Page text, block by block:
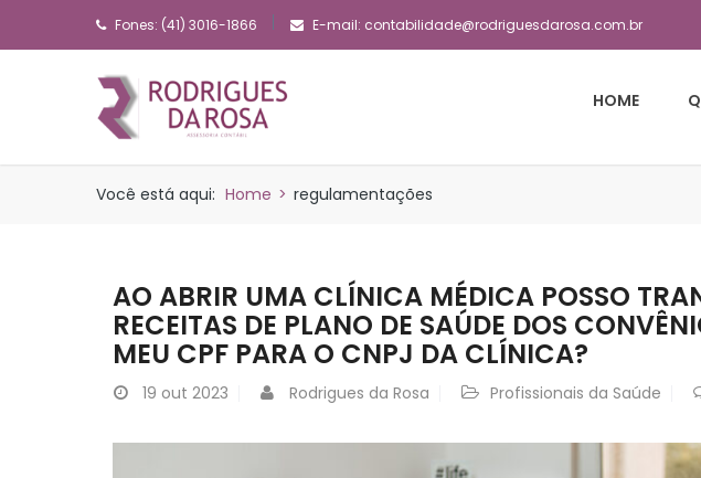
Fones: (41) 3016-1866 E-mail: contabilidade@rodriguesdarosa.com.br
HOME
Você está aqui: Home > regulamentações
AO ABRIR UMA CLÍNICA MÉDICA POSSO
RECEITAS DE PLANO DE SAÚDE DOS
MEU CPF PARA O CNPJ DA CLÍNICA?
19 out 2023 Rodrigues da Rosa Profissionais da Saúde